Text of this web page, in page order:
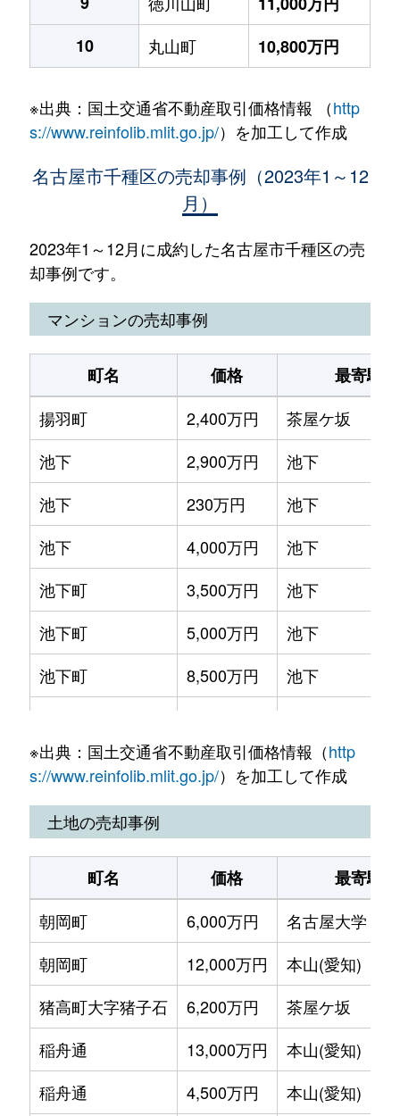
10
丸山町 10,800万円
※出典：国土交通省不動産取引価格情報 （http
s://www.reinfolib.mlit.go.jp/）を加工して作成
名古屋市千種区の売却事例（2023年1～12
月）
2023年1～12月に成約した名古屋市千種区の売
却事例です。
マンションの売却事例
町名 価格
最寄駅
揚羽町
2,400万円
茶屋ケ坂
池下
2,900万円
池下
池下
230万円
池下
池下
4,000万円
池下
池下町
3,500万円
池下
池下町
5,000万円
池下
池下町
8,500万円
池下
池園町
240万円
本山(愛知)
池園町
350万円
本山(愛知)
池園町
410万円
本山(愛知)
5,800万円
本山(愛知)
池園町
5,000万円
本山(愛知)
池園町
320万円
本山(愛知)
猪高町大字猪子石
940万円
茶屋ケ坂
猪高町大字猪子石
570万円
茶屋ケ坂
猪高町大字猪子石
650万円
茶屋ケ坂
※出典：国土交通省不動産取引価格情報（http
s://www.reinfolib.mlit.go.jp/）を加工して作成
土地の売却事例
町名 価格
最寄駅
朝岡町
6,000万円
名古屋大学
朝岡町
12,000万円
本山(愛知)
猪高町大字猪子石
6,200万円
茶屋ケ坂
稲舟通
13,000万円
本山(愛知)
稲舟通
4,500万円
本山(愛知)